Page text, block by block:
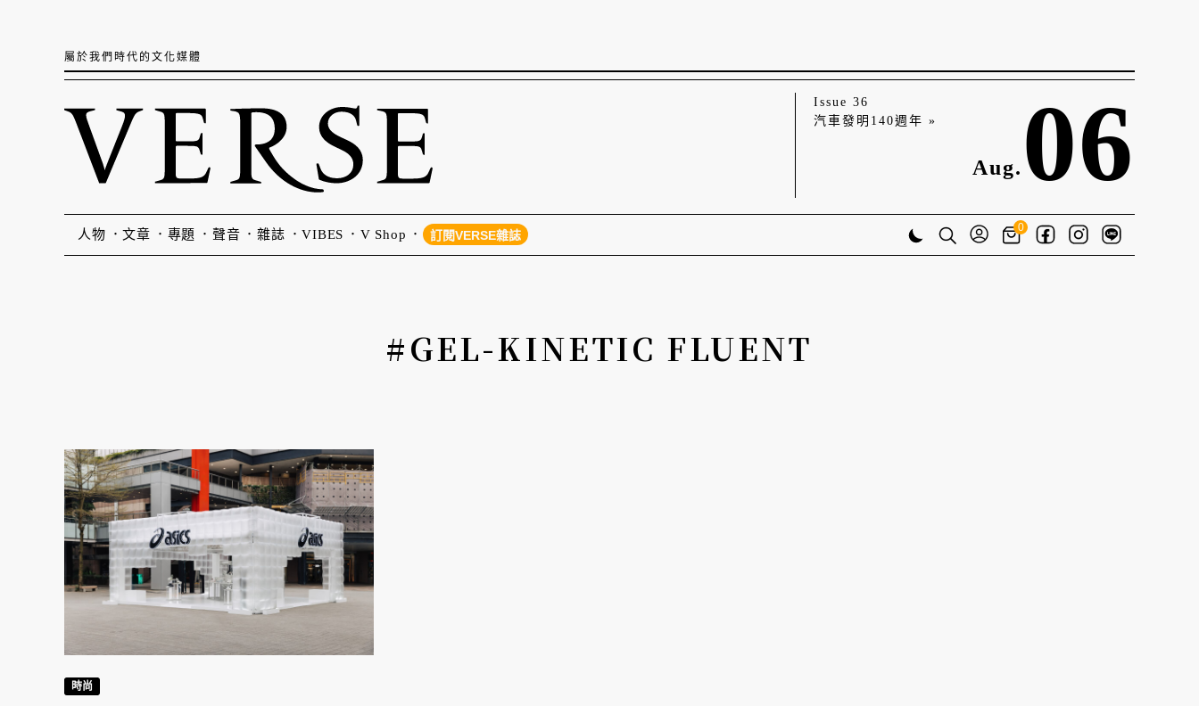
屬於我們時代的文化媒體
Issue 36
汽車發明140週年 »
Aug. 06
人物 文章 專題 聲音 雜誌 VIBES V Shop 訂閱VERSE雜誌
0
#GEL-KINETIC FLUENT
時尚